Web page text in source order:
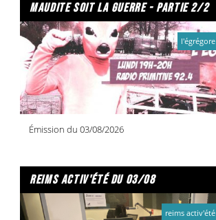
maudite soit la guerre - partie 2/2
Émission du 03/08/2026
l'égrégore
reims activ'été du 03/08
reims activ'été